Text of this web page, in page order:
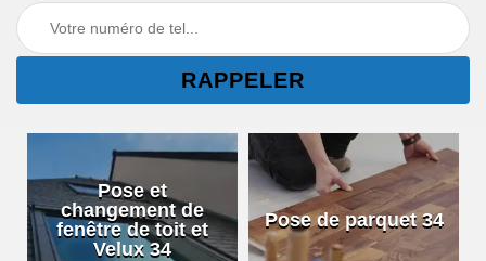
Pose et
changement de
fenêtre de toit et
Velux 34
Pose de parquet 34